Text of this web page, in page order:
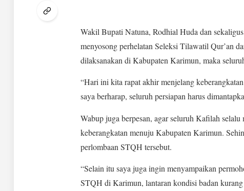
Wakil Bupati Natuna, Rodhial Huda dan
menyosong perhelatan Seleksi Tilawatil Qur’an
dilaksanakan di Kabupaten Karimun, maka
“Hari ini kita rapat akhir menjelang
saya berharap, seluruh persiapan harus
Wabup juga berpesan, agar seluruh Kafilah
keberangkatan menuju Kabupaten Karimun.
perlombaan STQH tersebut.
“Selain itu saya juga ingin menyampaikan
STQH di Karimun, lantaran kondisi badan